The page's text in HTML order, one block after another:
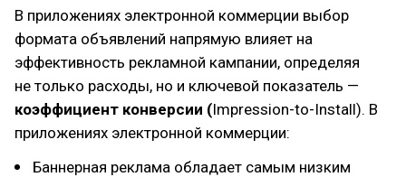
В приложениях электронной коммерции выбор
формата объявлений напрямую влияет на
эффективность рекламной кампании, определяя
не только расходы, но и ключевой показатель —
коэффициент конверсии (Impression-to-Install). В
приложениях электронной коммерции:
Баннерная реклама обладает самым низким